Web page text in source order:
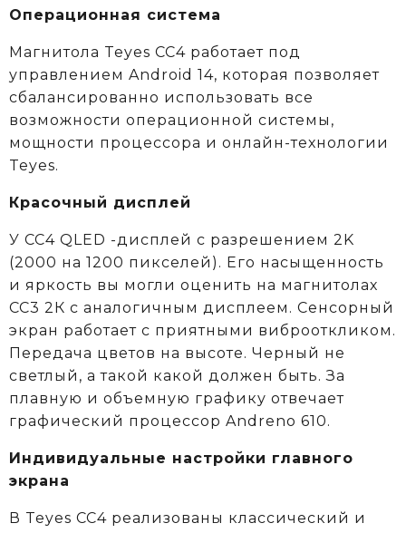
Операционная система
Магнитола Teyes CC4 работает под
управлением Android 14, которая позволяет
сбалансированно использовать все
возможности операционной системы,
мощности процессора и онлайн-технологии
Teyes.
Красочный дисплей
У CC4 QLED -дисплей с разрешением 2K
(2000 на 1200 пикселей). Его насыщенность
и яркость вы могли оценить на магнитолах
CC3 2К c аналогичным дисплеем. Сенсорный
экран работает с приятными виброоткликом.
Передача цветов на высоте. Черный не
светлый, а такой какой должен быть. За
плавную и объемную графику отвечает
графический процессор Andreno 610.
Индивидуальные настройки главного
экрана
В Teyes СС4 реализованы классический и